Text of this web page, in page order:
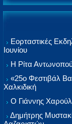
Εορταστικές
Ιουνίου
Η Ρίτα
«25ο Φεστιβάλ
Χαλκιδική
Ο Γιάννης
Δημήτρης